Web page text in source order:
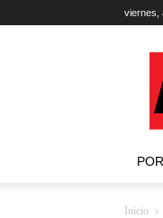
viernes,
Inicio